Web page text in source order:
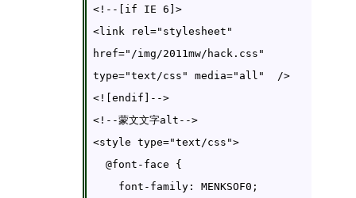
<!--[if IE 6]>
<link rel="stylesheet"
href="/img/2011mw/hack.css"
type="text/css" media="all"  />
<![endif]-->
<!--蒙文文字alt-->
<style type="text/css">